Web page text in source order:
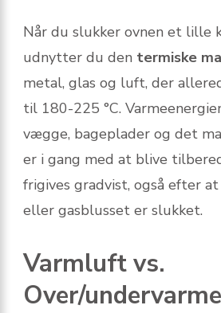
Når du slukker ovnen et lille
udnytter du den termiske
metal, glas og luft, der
til 180-225 °C.
vægge, bageplader og det
er i gang med at blive
frigives gradvist, også efter
eller gasblusset er slukket.
Varmluft vs.
Over/undervarme